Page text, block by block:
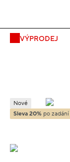
VÝPRODEJ
Nové
Sleva 20% po zadání